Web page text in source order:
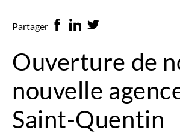
Partager
Ouverture de
nouvelle
Saint-Quentin